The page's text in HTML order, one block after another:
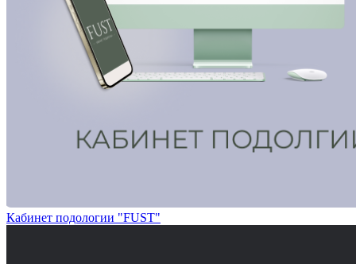
Кабинет подологии "FUST"